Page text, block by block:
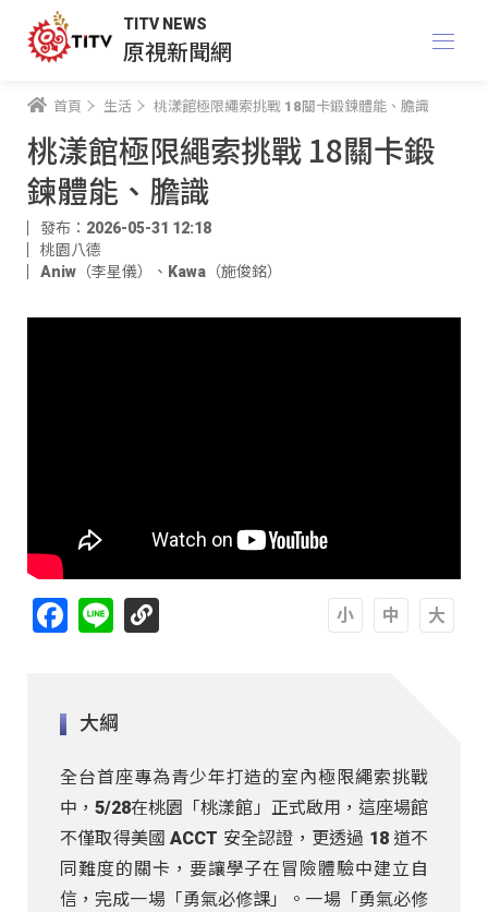
TITV NEWS
原視新聞網
首頁 生活 桃漾館極限繩索挑戰 18關卡鍛鍊體能、膽識
桃漾館極限繩索挑戰 18關卡鍛
鍊體能、膽識
發布：2026-05-31 12:18
桃園八德
Aniw（李星儀）
、 Kawa（施俊銘）
Facebook
Line
大綱
全台首座專為青少年打造的室內極限繩索挑戰
中，5/28在桃園「桃漾館」正式啟用，這座場館
不僅取得美國 ACCT 安全認證，更透過 18 道不
同難度的關卡，要讓學子在冒險體驗中建立自
信，完成一場「勇氣必修課」。一場「勇氣必修